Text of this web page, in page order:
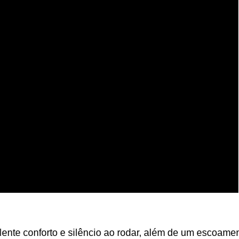
conforto e silêncio ao rodar, além de um